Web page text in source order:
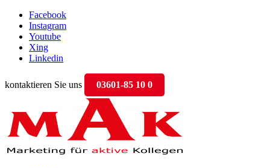
Facebook
Instagram
Youtube
Xing
Linkedin
kontaktieren Sie uns 03601-85 10 0